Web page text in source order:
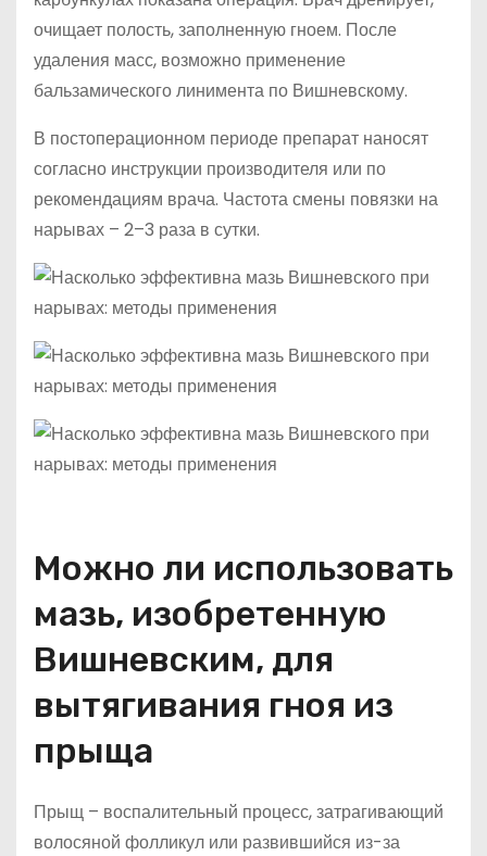
очищает полость, заполненную гноем. После
удаления масс, возможно применение
бальзамического линимента по Вишневскому.
В постоперационном периоде препарат наносят
согласно инструкции производителя или по
рекомендациям врача. Частота смены повязки на
нарывах – 2–3 раза в сутки.
Можно ли использовать
мазь, изобретенную
Вишневским, для
вытягивания гноя из
прыща
Прыщ – воспалительный процесс, затрагивающий
волосяной фолликул или развившийся из-за